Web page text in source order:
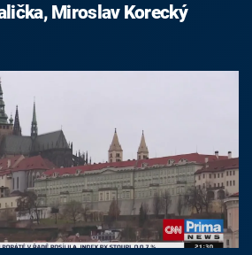
Miroslav Korecký